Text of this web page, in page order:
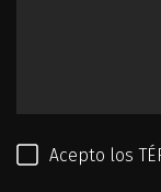
Acepto los